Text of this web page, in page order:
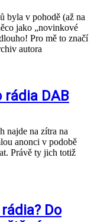
byla v pohodě (až na
jako „novinkové
Pro mě to značí
autora
rádia DAB
najde na zítra na
anonci v podobě
Právě ty jich totiž
Do